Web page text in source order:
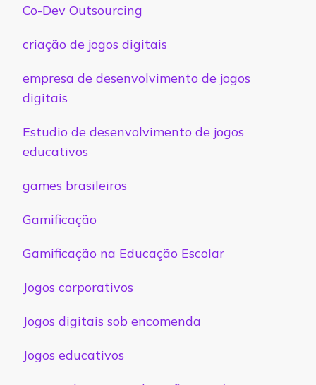
Co-Dev Outsourcing
criação de jogos digitais
empresa de desenvolvimento de jogos
digitais
Estudio de desenvolvimento de jogos
educativos
games brasileiros
Gamificação
Gamificação na Educação Escolar
Jogos corporativos
Jogos digitais sob encomenda
Jogos educativos